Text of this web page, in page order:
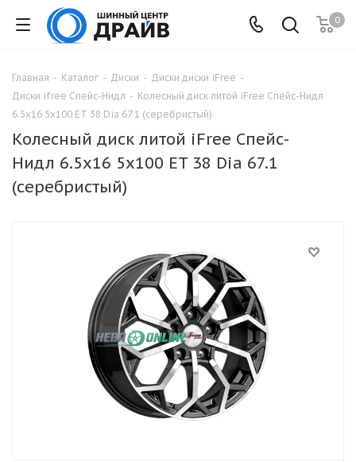
0
Главная - Каталог - Диски - Диски диски iFree -
Диски ifree Спейс-Нидл - Колесный диск литой iFree Спейс-Нидл
6.5x16 5x100 ET 38 Dia 67.1 (серебристый)
Колесный диск литой iFree Спейс-
Нидл 6.5x16 5x100 ET 38 Dia 67.1
(серебристый)